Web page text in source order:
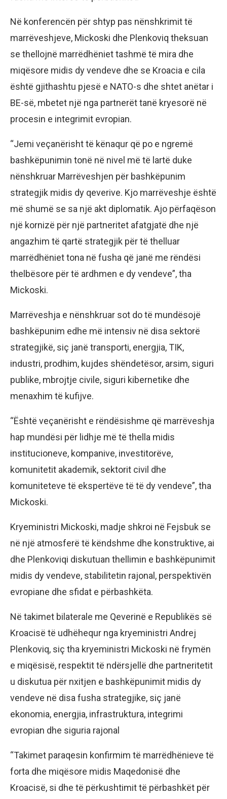
Në konferencën për shtyp pas nënshkrimit të
marrëveshjeve, Mickoski dhe Plenkoviq theksuan
se thellojnë marrëdhëniet tashmë të mira dhe
miqësore midis dy vendeve dhe se Kroacia e cila
është gjithashtu pjesë e NATO-s dhe shtet anëtar i
BE-së, mbetet një nga partnerët tanë kryesorë në
procesin e integrimit evropian.
“Jemi veçanërisht të kënaqur që po e ngremë
bashkëpunimin tonë në nivel më të lartë duke
nënshkruar Marrëveshjen për bashkëpunim
strategjik midis dy qeverive. Kjo marrëveshje është
më shumë se sa një akt diplomatik. Ajo përfaqëson
një kornizë për një partneritet afatgjatë dhe një
angazhim të qartë strategjik për të thelluar
marrëdhëniet tona në fusha që janë me rëndësi
thelbësore për të ardhmen e dy vendeve”, tha
Mickoski.
Marrëveshja e nënshkruar sot do të mundësojë
bashkëpunim edhe më intensiv në disa sektorë
strategjikë, siç janë transporti, energjia, TIK,
industri, prodhim, kujdes shëndetësor, arsim, siguri
publike, mbrojtje civile, siguri kibernetike dhe
menaxhim të kufijve.
“Është veçanërisht e rëndësishme që marrëveshja
hap mundësi ​​për lidhje më të thella midis
institucioneve, kompanive, investitorëve,
komunitetit akademik, sektorit civil dhe
komuniteteve të ekspertëve të të dy vendeve”, tha
Mickoski.
Kryeministri Mickoski, madje shkroi në Fejsbuk se
në një atmosferë të këndshme dhe konstruktive, ai
dhe Plenkoviqi diskutuan thellimin e bashkëpunimit
midis dy vendeve, stabilitetin rajonal, perspektivën
evropiane dhe sfidat e përbashkëta.
Në takimet bilaterale me Qeverinë e Republikës së
Kroacisë të udhëhequr nga kryeministri Andrej
Plenkoviq, siç tha kryeministri Mickoski në frymën
e miqësisë, respektit të ndërsjellë dhe partneritetit
u diskutua për nxitjen e bashkëpunimit midis dy
vendeve në disa fusha strategjike, siç janë
ekonomia, energjia, infrastruktura, integrimi
evropian dhe siguria rajonal
“Takimet paraqesin konfirmim të marrëdhënieve të
forta dhe miqësore midis Maqedonisë dhe
Kroacisë, si dhe të përkushtimit të përbashkët për